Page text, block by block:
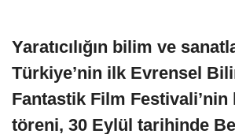
Yaratıcılığın bilim ve
Türkiye’nin ilk Evrensel
Fantastik Film Festivali’nin
töreni, 30 Eylül tarihinde